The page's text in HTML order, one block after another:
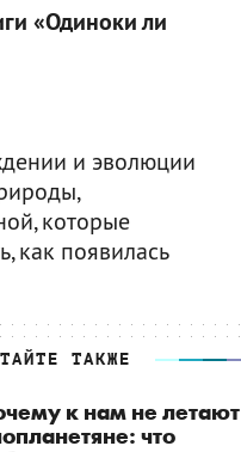
«Одиноки ли
и эволюции
которые
как появилась
ТАКЖЕ
к нам не летают
что